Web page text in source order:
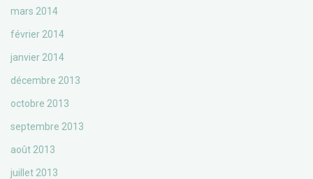
mars 2014
février 2014
janvier 2014
décembre 2013
octobre 2013
septembre 2013
août 2013
juillet 2013